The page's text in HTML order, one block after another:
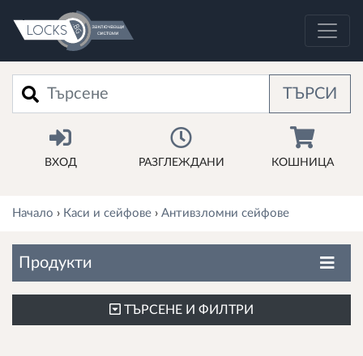
ТЪРСИ
ВХОД РАЗГЛЕЖДАНИ КОШНИЦА
Начало › Каси и сейфове › Антивзломни сейфове
Продукти
ТЪРСЕНЕ И ФИЛТРИ